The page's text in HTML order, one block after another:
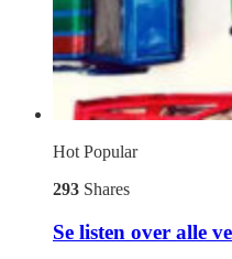
HotPopular
293 Shares
Se listen over alle